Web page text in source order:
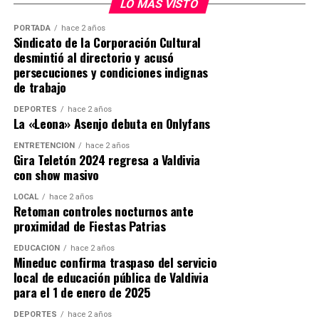
desarrollado por los equipos especializados que
participaron en la búsqueda del imputado y reiteró que
la institución continuará realizando diligencias para
ubicar a personas prófugas de la justicia.
“Le pido a toda la gente que siga rezando, que siga
pidiendo por la salud del cabo primero Cosme”, expresó.
Procedimiento terminó con imputado
detenido
El operativo se desarrolló durante la tarde del miércoles
15 de julio en una vivienda ubicada en el sector Las
Minas, donde personal del Grupo de Operaciones
Policiales Especiales (GOPE) intentaba concretar la
captura de Carlos Cancino Tapia.
Según los antecedentes investigativos, el sujeto era
buscado por su presunta participación en el homicidio
LO MÁS VISTO
PORTADA hace 2 años
Sindicato de la Corporación Cultural
desmintió al directorio y acusó
persecuciones y condiciones indignas
de trabajo
DEPORTES hace 2 años
La «Leona» Asenjo debuta en Onlyfans
ENTRETENCIÓN hace 2 años
Gira Teletón 2024 regresa a Valdivia
con show masivo
LOCAL hace 2 años
Retoman controles nocturnos ante
proximidad de Fiestas Patrias
EDUCACIÓN hace 2 años
Mineduc confirma traspaso del servicio
local de educación pública de Valdivia
para el 1 de enero de 2025
DEPORTES hace 2 años